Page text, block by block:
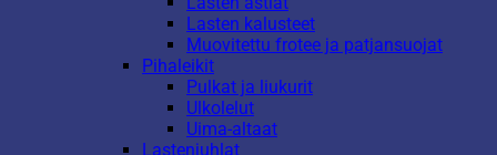
Lasten kalusteet
Muovitettu frotee ja patjansuojat
Pihaleikit
Pulkat ja liukurit
Ulkolelut
Uima-altaat
Lastenjuhlat